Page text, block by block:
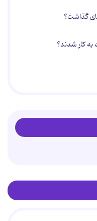
کار شدند؟